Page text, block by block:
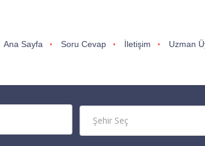
Ana Sayfa Soru Cevap İletişim Uzman